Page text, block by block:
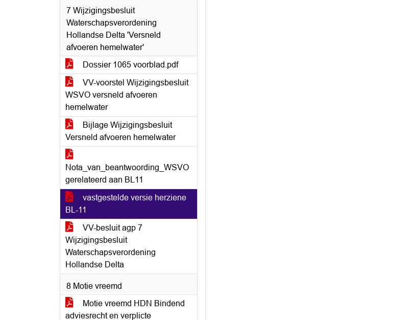
7 Wijzigingsbesluit
Waterschapsverordening
Hollandse Delta 'Versneld
afvoeren hemelwater'
Dossier 1065 voorblad.pdf
VV-voorstel Wijzigingsbesluit
WSVO versneld afvoeren
hemelwater
Bijlage Wijzigingsbesluit
Versneld afvoeren hemelwater
Nota_van_beantwoording_WSVO
gerelateerd aan BL11
vastgestelde versie herziene
BL-11
VV-besluit agp 7
Wijzigingsbesluit
Waterschapsverordening
Hollandse Delta
8 Motie vreemd
Motie vreemd HDN Bindend
adviesrecht en verplicte